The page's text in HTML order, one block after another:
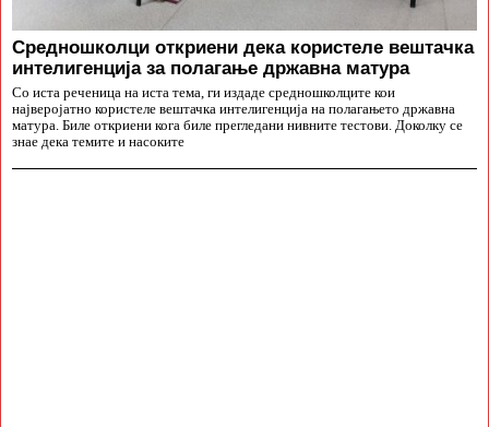
Средношколци откриени дека користеле вештачка
интелигенција за полагање државна матура
Со иста реченица на иста тема, ги издаде средношколците кои
најверојатно користеле вештачка интелигенција на полагањето државна
матура. Биле откриени кога биле прегледани нивните тестови. Доколку се
знае дека темите и насоките